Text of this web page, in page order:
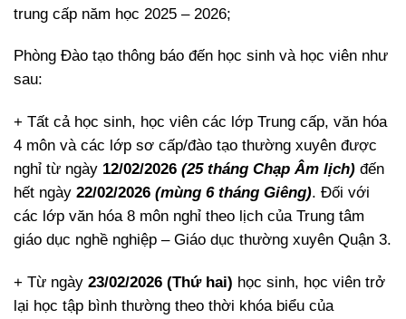
trung cấp năm học 2025 – 2026;
Phòng Đào tạo thông báo đến học sinh và học viên như
sau:
+ Tất cả học sinh, học viên các lớp Trung cấp, văn hóa
4 môn và các lớp sơ cấp/đào tạo thường xuyên được
nghỉ từ ngày 12/02/2026 (25 tháng Chạp Âm lịch) đến
hết ngày 22/02/2026 (mùng 6 tháng Giêng). Đối với
các lớp văn hóa 8 môn nghỉ theo lịch của Trung tâm
giáo dục nghề nghiệp – Giáo dục thường xuyên Quận 3.
+ Từ ngày 23/02/2026 (Thứ hai) học sinh, học viên trở
lại học tập bình thường theo thời khóa biểu của